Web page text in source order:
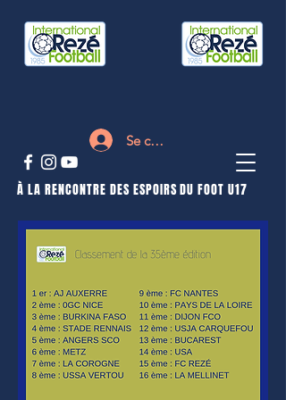
Se connecter
À LA RENCONTRE DES ESPOIRS DU FOOT U17